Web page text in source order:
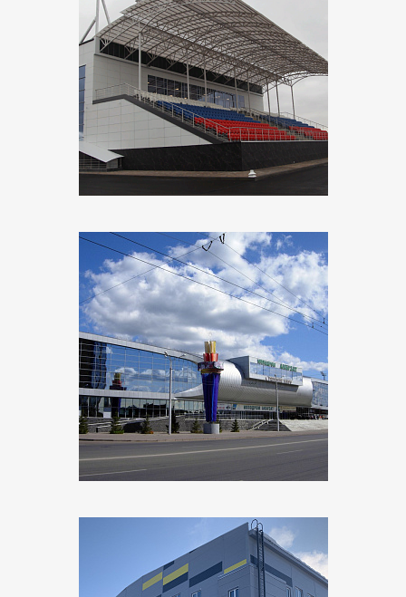
Объект:Республиканский ипподром
Адрес:г. Грозный, ул. Мамсурова, 7
Поставщик:
Русский Cвет
Объект:Ипподром «Акбузат»
Адрес:г. Уфа, ул. Менделеева
Поставщик:УралЭнерго